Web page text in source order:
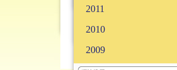
2011
2010
2009